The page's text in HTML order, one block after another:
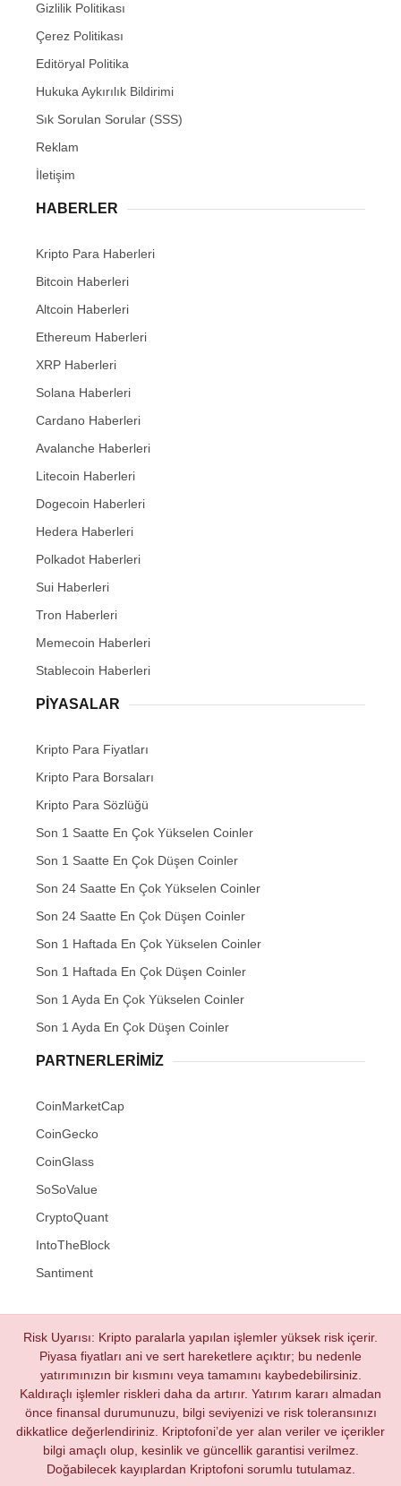
Gizlilik Politikası
Çerez Politikası
Editöryal Politika
Hukuka Aykırılık Bildirimi
Sık Sorulan Sorular (SSS)
Reklam
İletişim
HABERLER
Kripto Para Haberleri
Bitcoin Haberleri
Altcoin Haberleri
Ethereum Haberleri
XRP Haberleri
Solana Haberleri
Cardano Haberleri
Avalanche Haberleri
Litecoin Haberleri
Dogecoin Haberleri
Hedera Haberleri
Polkadot Haberleri
Sui Haberleri
Tron Haberleri
Memecoin Haberleri
Stablecoin Haberleri
PIYASALAR
Kripto Para Fiyatları
Kripto Para Borsaları
Kripto Para Sözlüğü
Son 1 Saatte En Çok Yükselen Coinler
Son 1 Saatte En Çok Düşen Coinler
Son 24 Saatte En Çok Yükselen Coinler
Son 24 Saatte En Çok Düşen Coinler
Son 1 Haftada En Çok Yükselen Coinler
Son 1 Haftada En Çok Düşen Coinler
Son 1 Ayda En Çok Yükselen Coinler
Son 1 Ayda En Çok Düşen Coinler
PARTNERLERIMIZ
CoinMarketCap
CoinGecko
CoinGlass
SoSoValue
CryptoQuant
IntoTheBlock
Santiment
Risk Uyarısı: Kripto paralarla yapılan işlemler yüksek risk içerir.
Piyasa fiyatları ani ve sert hareketlere açıktır; bu nedenle
yatırımınızın bir kısmını veya tamamını kaybedebilirsiniz.
Kaldıraçlı işlemler riskleri daha da artırır. Yatırım kararı almadan
önce finansal durumunuzu, bilgi seviyenizi ve risk toleransınızı
dikkatlice değerlendiriniz. Kriptofoni’de yer alan veriler ve içerikler
bilgi amaçlı olup, kesinlik ve güncellik garantisi verilmez.
Doğabilecek kayıplardan Kriptofoni sorumlu tutulamaz.